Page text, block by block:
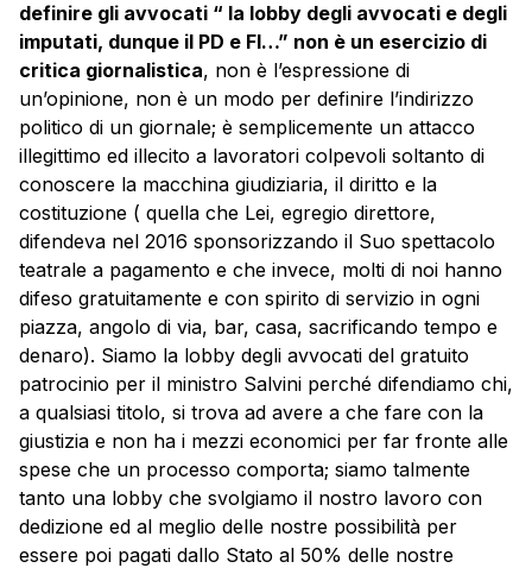
definire gli avvocati “ la lobby degli avvocati e degli
imputati, dunque il PD e FI…” non è un esercizio di
critica giornalistica, non è l’espressione di
un’opinione, non è un modo per definire l’indirizzo
politico di un giornale; è semplicemente un attacco
illegittimo ed illecito a lavoratori colpevoli soltanto di
conoscere la macchina giudiziaria, il diritto e la
costituzione ( quella che Lei, egregio direttore,
difendeva nel 2016 sponsorizzando il Suo spettacolo
teatrale a pagamento e che invece, molti di noi hanno
difeso gratuitamente e con spirito di servizio in ogni
piazza, angolo di via, bar, casa, sacrificando tempo e
denaro). Siamo la lobby degli avvocati del gratuito
patrocinio per il ministro Salvini perché difendiamo chi,
a qualsiasi titolo, si trova ad avere a che fare con la
giustizia e non ha i mezzi economici per far fronte alle
spese che un processo comporta; siamo talmente
tanto una lobby che svolgiamo il nostro lavoro con
dedizione ed al meglio delle nostre possibilità per
essere poi pagati dallo Stato al 50% delle nostre